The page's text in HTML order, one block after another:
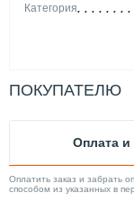
Категория
ПОКУПАТЕЛЮ
Оплата и
Оплатить заказ и забрать
способом из указанных в